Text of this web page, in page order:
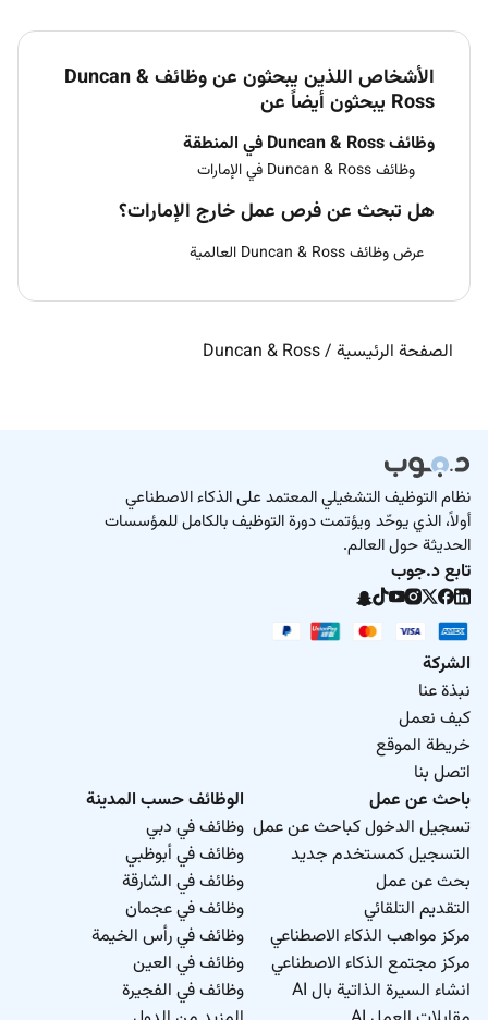
الأشخاص اللذين يبحثون عن وظائف Duncan &
Ross يبحثون أيضاً عن
وظائف Duncan & Ross في المنطقة
وظائف Duncan & Ross في الإمارات
هل تبحث عن فرص عمل خارج الإمارات؟
عرض وظائف Duncan & Ross العالمية
الصفحة الرئيسية /
Duncan & Ross
نظام التوظيف التشغيلي المعتمد على الذكاء الاصطناعي
أولاً، الذي يوحّد ويؤتمت دورة التوظيف بالكامل للمؤسسات
الحديثة حول العالم.
تابع د.جوب
الشركة
نبذة عنا
كيف نعمل
خريطة الموقع
اتصل بنا
باحث عن عمل
تسجيل الدخول كباحث عن عمل
التسجيل كمستخدم جديد
بحث عن عمل
التقديم التلقائي
مركز مواهب الذكاء الاصطناعي
مركز مجتمع الذكاء الاصطناعي
انشاء السيرة الذاتية بال AI
الوظائف حسب المدينة
وظائف في دبي
وظائف في أبوظبي
وظائف في الشارقة
وظائف في عجمان
وظائف في رأس الخيمة
وظائف في العين
وظائف في الفجيرة